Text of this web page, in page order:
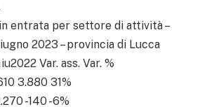
entrata per settore di attività –
2023 – provincia di Lucca
Var. ass. Var. %
3.880 31%
-140 -6%